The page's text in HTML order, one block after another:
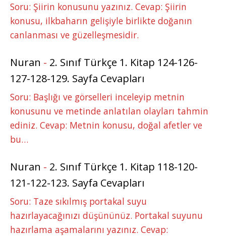
Soru: Şiirin konusunu yazınız. Cevap: Şiirin
konusu, ilkbaharın gelişiyle birlikte doğanın
canlanması ve güzelleşmesidir.
Nuran - 2. Sınıf Türkçe 1. Kitap 124-126-
127-128-129. Sayfa Cevapları
Soru: Başlığı ve görselleri inceleyip metnin
konusunu ve metinde anlatılan olayları tahmin
ediniz. Cevap: Metnin konusu, doğal afetler ve
bu…
Nuran - 2. Sınıf Türkçe 1. Kitap 118-120-
121-122-123. Sayfa Cevapları
Soru: Taze sıkılmış portakal suyu
hazırlayacağınızı düşününüz. Portakal suyunu
hazırlama aşamalarını yazınız. Cevap: